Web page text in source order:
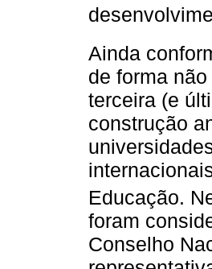
Ainda
de forma
terceira (e
construção
Educação.
foram
Conselho